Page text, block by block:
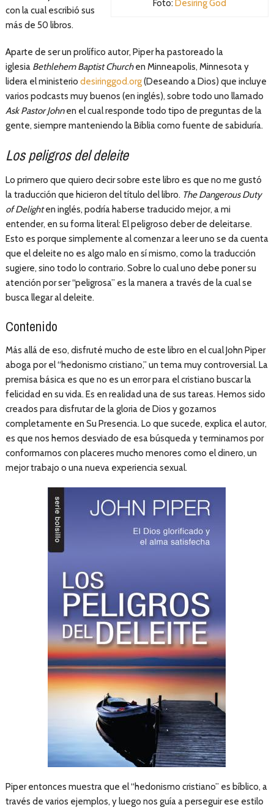
Foto:Desiring God
con la cual escribió sus
más de 50 libros.
Aparte de ser un prolífico autor, Piper ha pastoreado la
iglesia Bethlehem Baptist Churchen Minneapolis, Minnesota y
lidera el ministerio desiringgod.org(Deseando a Dios) que incluye
varios podcasts muy buenos (en inglés), sobre todo uno llamado
Ask Pastor Johnen el cual responde todo tipo de preguntas de la
gente, siempre manteniendo la Biblia como fuente de sabiduría.
Los peligros del deleite
Lo primero que quiero decir sobre este libro es que no me gustó
la traducción que hicieron del título del libro. The Dangerous Duty
of Delighten inglés, podría haberse traducido mejor, a mi
entender, en su forma literal: El peligroso deber de deleitarse.
Esto es porque simplemente al comenzar a leer uno se da cuenta
que el deleite no es algo malo en sí mismo, como la traducción
sugiere, sino todo lo contrario. Sobre lo cual uno debe poner su
atención por ser “peligrosa” es la manera a través de la cual se
busca llegar al deleite.
Contenido
Más allá de eso, disfruté mucho de este libro en el cual John Piper
aboga por el “hedonismo cristiano,” un tema muy controversial. La
premisa básica es que no es un error para el cristiano buscar la
felicidad en su vida. Es en realidad una de sus tareas. Hemos sido
creados para disfrutar de la gloria de Dios y gozarnos
completamente en Su Presencia. Lo que sucede, explica el autor,
es que nos hemos desviado de esa búsqueda y terminamos por
conformarnos con placeres mucho menores como el dinero, un
mejor trabajo o una nueva experiencia sexual.
Piper entonces muestra que el “hedonismo cristiano” es bíblico, a
través de varios ejemplos, y luego nos guía a perseguir ese estilo